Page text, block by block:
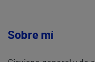
Sobre mí